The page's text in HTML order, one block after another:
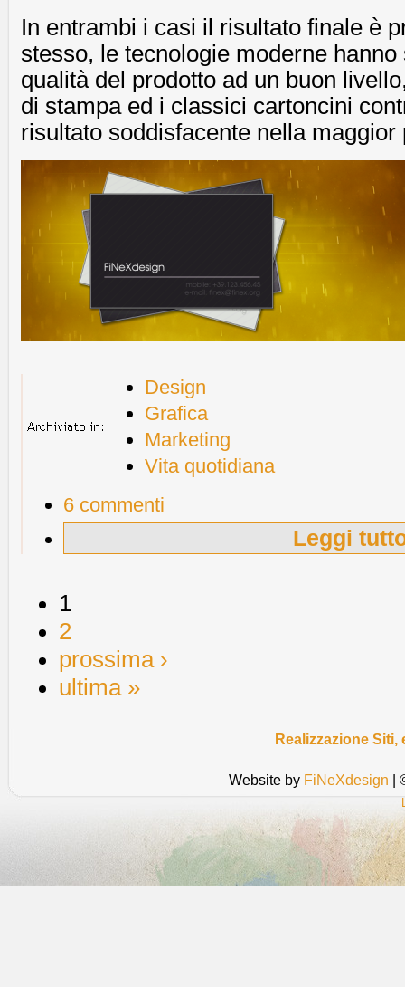
In entrambi i casi il risultato finale è
stesso, le tecnologie moderne
qualità del prodotto ad un buon
di stampa ed i classici cartoncini
risultato soddisfacente nella maggior
Design
Grafica
Marketing
Vita quotidiana
6 commenti
Leggi
1
2
prossima ›
ultima »
Realizzazione
Website by FiNeXdesign |